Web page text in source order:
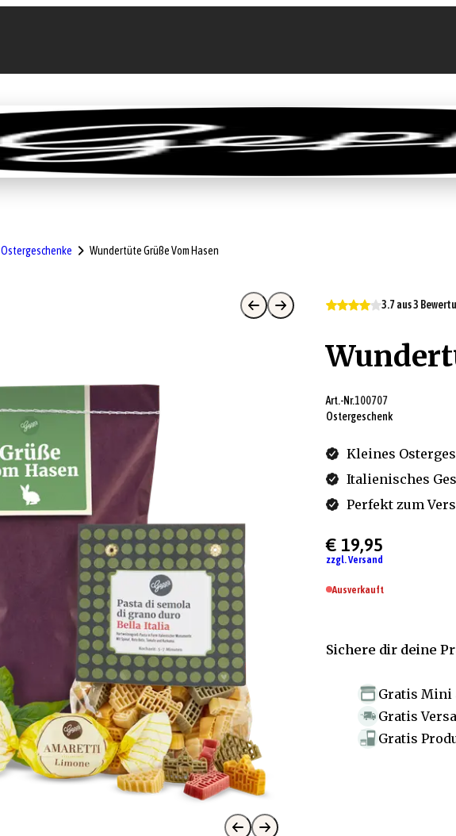
Geschenke GrillenFeinkost-Abo Firmenkunden Sale
Ostergeschenke Wundertüte Grüße Vom Hasen
3.7 aus 3
Art.-Nr.100707
Ostergeschenk
Kleines
Italienisches
Perfekt zum
€ 19,95
zzgl. Versand
Ausverkauft
Sichere dir deine
Gratis Mini
Gratis
Gratis